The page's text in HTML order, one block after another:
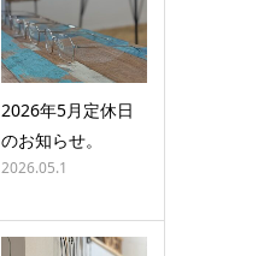
2026年5月定休日
のお知らせ。
2026.05.1